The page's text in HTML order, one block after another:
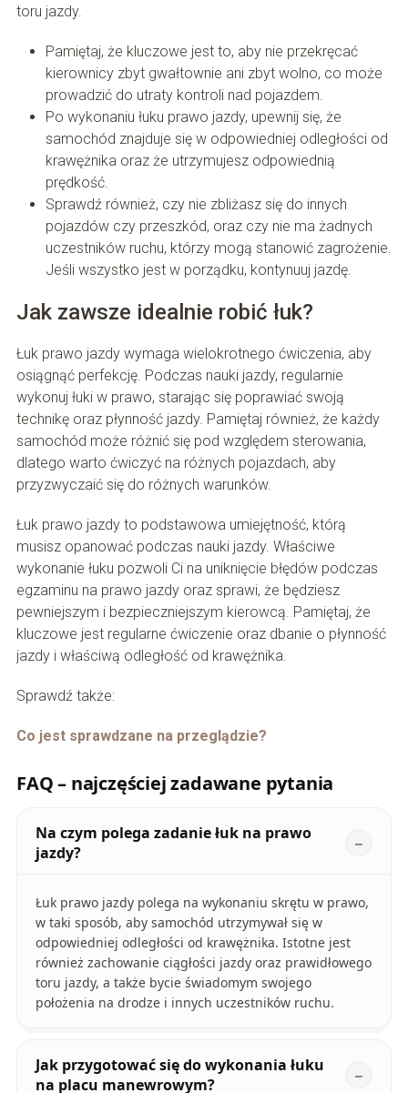
toru jazdy.
Pamiętaj, że kluczowe jest to, aby nie przekręcać
kierownicy zbyt gwałtownie ani zbyt wolno, co może
prowadzić do utraty kontroli nad pojazdem.
Po wykonaniu łuku prawo jazdy, upewnij się, że
samochód znajduje się w odpowiedniej odległości od
krawężnika oraz że utrzymujesz odpowiednią
prędkość.
Sprawdź również, czy nie zbliżasz się do innych
pojazdów czy przeszkód, oraz czy nie ma żadnych
uczestników ruchu, którzy mogą stanowić zagrożenie.
Jeśli wszystko jest w porządku, kontynuuj jazdę.
Jak zawsze idealnie robić łuk?
Łuk prawo jazdy wymaga wielokrotnego ćwiczenia, aby
osiągnąć perfekcję. Podczas nauki jazdy, regularnie
wykonuj łuki w prawo, starając się poprawiać swoją
technikę oraz płynność jazdy. Pamiętaj również, że każdy
samochód może różnić się pod względem sterowania,
dlatego warto ćwiczyć na różnych pojazdach, aby
przyzwyczaić się do różnych warunków.
Łuk prawo jazdy to podstawowa umiejętność, którą
musisz opanować podczas nauki jazdy. Właściwe
wykonanie łuku pozwoli Ci na uniknięcie błędów podczas
egzaminu na prawo jazdy oraz sprawi, że będziesz
pewniejszym i bezpieczniejszym kierowcą. Pamiętaj, że
kluczowe jest regularne ćwiczenie oraz dbanie o płynność
jazdy i właściwą odległość od krawężnika.
Sprawdź także:
Co jest sprawdzane na przeglądzie?
FAQ – najczęściej zadawane pytania
Na czym polega zadanie łuk na prawo
jazdy?
Łuk prawo jazdy polega na wykonaniu skrętu w prawo,
w taki sposób, aby samochód utrzymywał się w
odpowiedniej odległości od krawężnika. Istotne jest
również zachowanie ciągłości jazdy oraz prawidłowego
toru jazdy, a także bycie świadomym swojego
położenia na drodze i innych uczestników ruchu.
Jak przygotować się do wykonania łuku
na placu manewrowym?